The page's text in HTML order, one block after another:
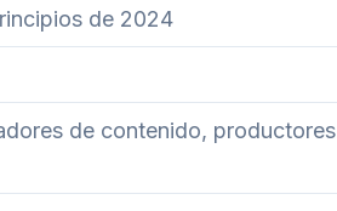
de 2024
de contenido, productores